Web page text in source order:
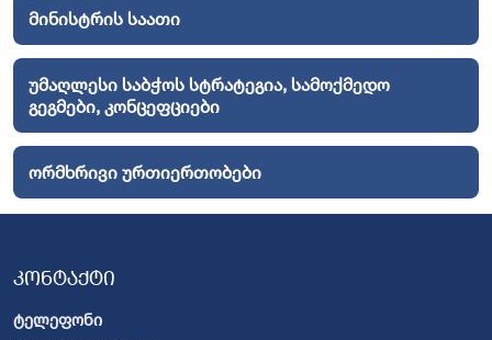
მინისტრის საათი
უმაღლესი საბჭოს სტრატეგია, სამოქმედო
გეგმები, კონცეფციები
ორმხრივი ურთიერთობები
კონტაქტი
ტელეფონი